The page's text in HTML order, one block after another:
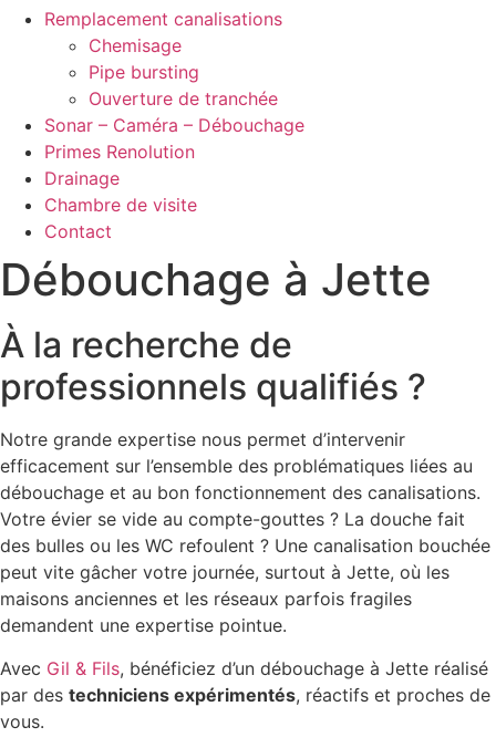
Remplacement canalisations
Chemisage
Pipe bursting
Ouverture de tranchée
Sonar – Caméra – Débouchage
Primes Renolution
Drainage
Chambre de visite
Contact
Débouchage à Jette
À la recherche de
professionnels qualifiés ?
Notre grande expertise nous permet d’intervenir
efficacement sur l’ensemble des problématiques liées au
débouchage et au bon fonctionnement des canalisations.
Votre évier se vide au compte-gouttes ? La douche fait
des bulles ou les WC refoulent ? Une canalisation bouchée
peut vite gâcher votre journée, surtout à Jette, où les
maisons anciennes et les réseaux parfois fragiles
demandent une expertise pointue.
Avec Gil & Fils, bénéficiez d’un débouchage à Jette réalisé
par des techniciens expérimentés, réactifs et proches de
vous.